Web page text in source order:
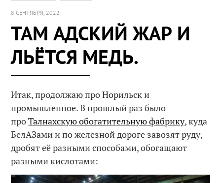
8 СЕНТЯБРЯ, 2022
ТАМ АДСКИЙ ЖАР И
ЛЬЁТСЯ МЕДЬ.
Итак, продолжаю про Норильск и
промышленное. В прошлый раз было
проТалнахскую обогатительную фабрику, куда
БелАЗами и по железной дороге завозят руду,
дробят её разными способами, обогащают
разными кислотами: